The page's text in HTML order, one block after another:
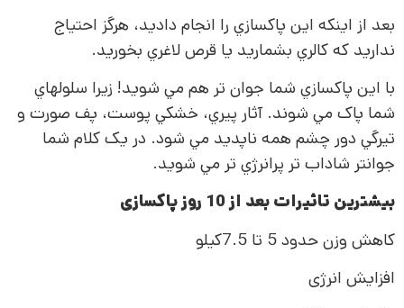
بعد از اينکه اين پاکسازي را انجام داديد، هرگز احتياج
نداريد که کالري بشماريد يا قرص لاغري بخوريد.
با اين پاکسازي شما جوان تر هم مي شويد! زيرا سلولهاي
شما پاک مي شوند. آثار پيري، خشکي پوست، پف صورت و
تيرگي دور چشم همه ناپديد مي شود. در يک کلام شما
جوانتر شاداب تر پرانرژي تر مي شويد.
بیشترین تاثیرات بعد از 10 روز پاکسازی
کاهش وزن حدود 5 تا 7.5کیلو
افزایش انرژی